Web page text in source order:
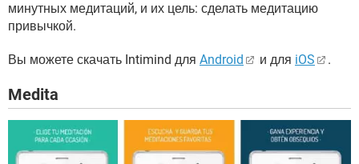
минутных медитаций, и их цель: сделать медитацию
привычкой.
Вы можете скачать Intimind для Android и для iOS .
Medita